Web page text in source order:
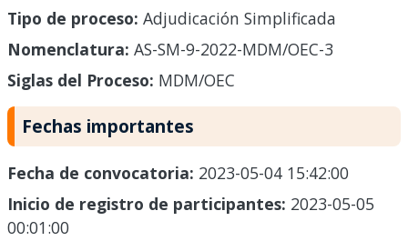
Tipo de proceso: Adjudicación Simplificada
Nomenclatura: AS-SM-9-2022-MDM/OEC-3
Siglas del Proceso: MDM/OEC
Fechas importantes
Fecha de convocatoria: 2023-05-04 15:42:00
Inicio de registro de participantes: 2023-05-05
00:01:00